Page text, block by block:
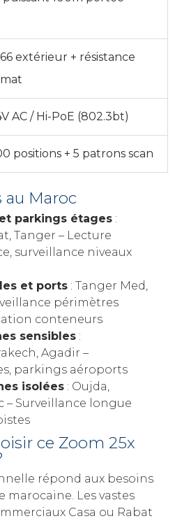
extérieur + résistance
AC / Hi-PoE (802.3bt)
positions + 5 patrons scan
Maroc
parkings étages :
Tanger – Lecture
surveillance niveaux
et ports : Tanger Med,
périmètres
conteneurs
sensibles :
Agadir –
parkings aéroports
isolées : Oujda,
– Surveillance longue
ce Zoom 25x
répond aux besoins
marocaine. Les vastes
Casa ou Rabat